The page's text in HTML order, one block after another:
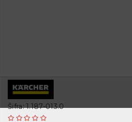
Šifra: 1.187-013.0